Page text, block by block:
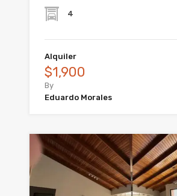
4
Alquiler
$1,900
By
Eduardo Morales